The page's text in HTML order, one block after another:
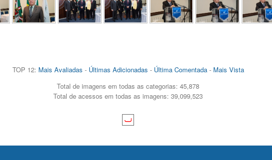
TOP 12: Mais Avaliadas - Últimas Adicionadas - Última Comentada- Mais Vista
Total de imagens em todas as categorias: 45,878
Total de acessos em todas as imagens: 39,099,523